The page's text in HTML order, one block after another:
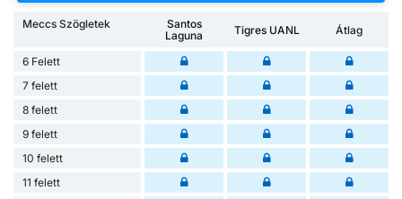
Meccs Szögletek
Santos
Laguna
Tigres UANL Átlag
6 Felett
7 felett
8 felett
9 felett
10 felett
11 felett